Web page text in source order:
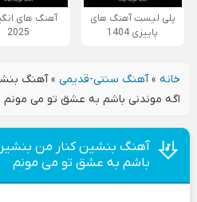
پلی لیست آهنگ های
پاییزی 1404
آهنگ های
2025
خانه»آهنگ سنتی-قدیمی»آهنگ
اگه موندنی باشم به عشق تو می مونم
آهنگ بنشین کنار من
باشم به عشق تو می مونم